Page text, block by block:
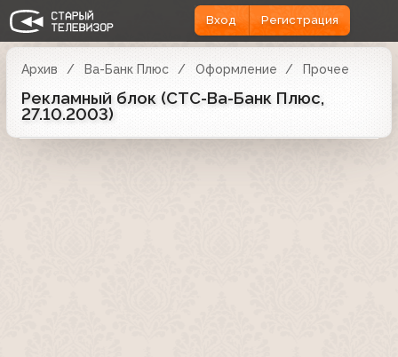
Вход Регистрация
Архив Ва-Банк Плюс Оформление Прочее
Рекламный блок (СТС-Ва-Банк Плюс,
27.10.2003)